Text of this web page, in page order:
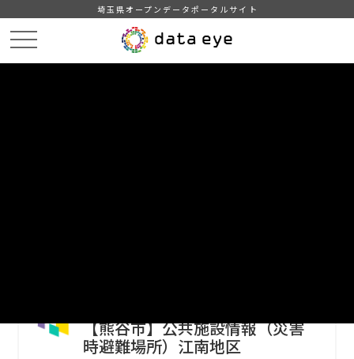
埼玉県オープンデータポータルサイト
【熊谷市】公共施設情報（災害
時避難場所）江南地区